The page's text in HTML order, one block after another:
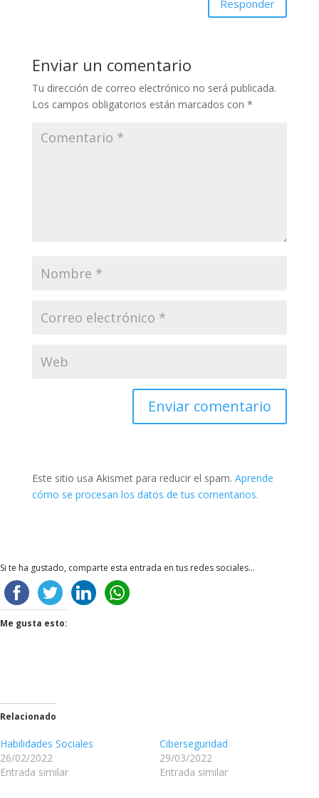
Responder
Enviar un comentario
Tu dirección de correo electrónico no será publicada.
Los campos obligatorios están marcados con *
Enviar comentario
Este sitio usa Akismet para reducir el spam. Aprende
cómo se procesan los datos de tus comentarios.
Si te ha gustado, comparte esta entrada en tus redes sociales...
Me gusta esto:
Relacionado
Habilidades Sociales
26/02/2022
Entrada similar
Ciberseguridad
29/03/2022
Entrada similar